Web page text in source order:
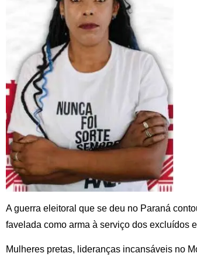
A guerra eleitoral que se deu no Paraná
favelada como arma à serviço dos excluídos
Mulheres pretas, lideranças incansáveis no